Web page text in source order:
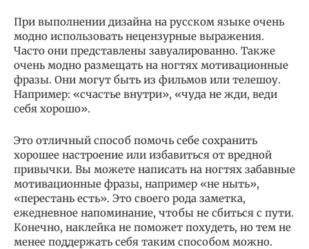
При выполнении дизайна на русском языке очень
модно использовать нецензурные выражения.
Часто они представлены завуалированно. Также
очень модно размещать на ногтях мотивационные
фразы. Они могут быть из фильмов или телешоу.
Например: «счастье внутри», «чуда не жди, веди
себя хорошо».
Это отличный способ помочь себе сохранить
хорошее настроение или избавиться от вредной
привычки. Вы можете написать на ногтях забавные
мотивационные фразы, например «не ныть»,
«перестань есть». Это своего рода заметка,
ежедневное напоминание, чтобы не сбиться с пути.
Конечно, наклейка не поможет похудеть, но тем не
менее поддержать себя таким способом можно.